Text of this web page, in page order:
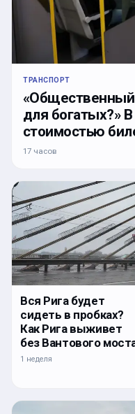
ТРАНСПОРТ
«Общественный
для богатых?»
стоимостью
17 часов
Вся Рига будет
сидеть в пробках?
Как Рига выживет
без Вантового
1 неделя